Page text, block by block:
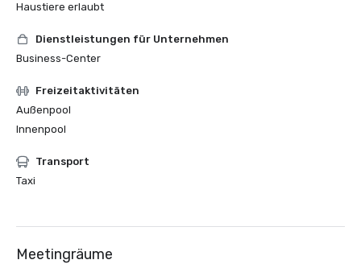
Haustiere erlaubt
Dienstleistungen für Unternehmen
Business-Center
Freizeitaktivitäten
Außenpool
Innenpool
Transport
Taxi
Meetingräume